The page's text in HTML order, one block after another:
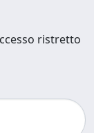
ristretto